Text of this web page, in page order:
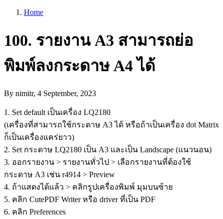
menu Home
100. รายงาน A3 สามารถย่อ
พิมพ์ลงกระดาษ A4 ได้
By nimitr, 4 September, 2023
1. Set default เป็นเครื่อง LQ2180
(เครื่องที่สามารถใช้กระดาษ A3 ได้ หรือถ้าเป็นเครื่อง dot Matrix
ก็เป็นเครื่องแคร่ยาว)
2. Set กระดาษ LQ2180 เป็น A3 และเป็น Landscape (แนวนอน)
3. ออกรายงาน > รายงานทั่วไป > เลือกรายงานที่ต้องใช้
กระดาษ A3 เช่น r4914 > Preview
4. ถ้าแสดงได้แล้ว > คลิกรูปเครื่องพิมพ์ มุมบนซ้าย
5. คลิก CutePDF Writer หรือ driver ที่เป็น PDF
6. คลิก Preferences